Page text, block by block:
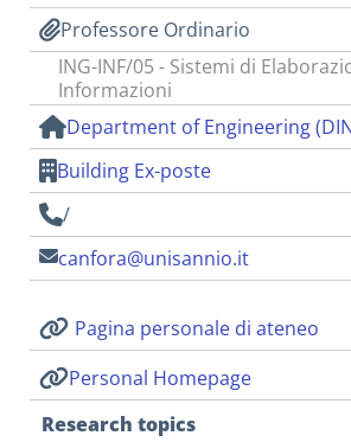
Professore Ordinario
ING-INF/05 - Sistemi di
Informazioni
Department of Engineering
Building Ex-poste
/
canfora@unisannio.it
Pagina personale di ateneo
Personal Homepage
Research topics